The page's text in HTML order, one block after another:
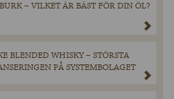
– VILKET ÄR BÄST FÖR DIN ÖL?
BLENDED WHISKY – STÖRSTA
PÅ SYSTEMBOLAGET